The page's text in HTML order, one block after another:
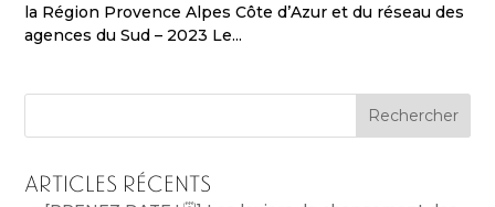
la Région Provence Alpes Côte d’Azur et du réseau des
agences du Sud – 2023 Le...
Rechercher
Articles récents